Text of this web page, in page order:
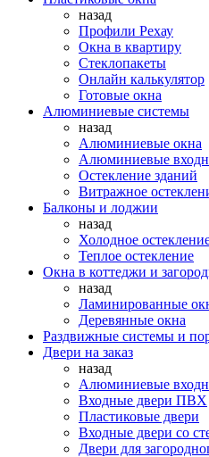
назад
Профили Рехау
Окна в квартиру
Стеклопакеты
Онлайн калькулятор
Готовые окна
Алюминиевые системы
назад
Алюминиевые окна
Алюминиевые
Остекление зданий
Витражное
Балконы и лоджии
назад
Холодное
Теплое остекление
Окна в коттеджи и
назад
Ламинированные
Деревянные окна
Раздвижные системы и
Двери на заказ
назад
Алюминиевые
Входные двери ПВХ
Пластиковые двери
Входные двери со
Двери для